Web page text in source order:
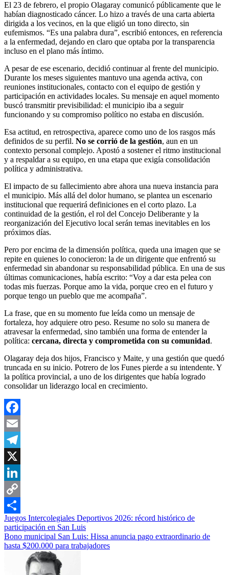
El 23 de febrero, el propio Olagaray comunicó públicamente que le
habían diagnosticado cáncer. Lo hizo a través de una carta abierta
dirigida a los vecinos, en la que eligió un tono directo, sin
eufemismos. “Es una palabra dura”, escribió entonces, en referencia
a la enfermedad, dejando en claro que optaba por la transparencia
incluso en el plano más íntimo.
A pesar de ese escenario, decidió continuar al frente del municipio.
Durante los meses siguientes mantuvo una agenda activa, con
reuniones institucionales, contacto con el equipo de gestión y
participación en actividades locales. Su mensaje en aquel momento
buscó transmitir previsibilidad: el municipio iba a seguir
funcionando y su compromiso político no estaba en discusión.
Esa actitud, en retrospectiva, aparece como uno de los rasgos más
definidos de su perfil. No se corrió de la gestión, aun en un
contexto personal complejo. Apostó a sostener el ritmo institucional
y a respaldar a su equipo, en una etapa que exigía consolidación
política y administrativa.
El impacto de su fallecimiento abre ahora una nueva instancia para
el municipio. Más allá del dolor humano, se plantea un escenario
institucional que requerirá definiciones en el corto plazo. La
continuidad de la gestión, el rol del Concejo Deliberante y la
reorganización del Ejecutivo local serán temas inevitables en los
próximos días.
Pero por encima de la dimensión política, queda una imagen que se
repite en quienes lo conocieron: la de un dirigente que enfrentó su
enfermedad sin abandonar su responsabilidad pública. En una de sus
últimas comunicaciones, había escrito: “Voy a dar esta pelea con
todas mis fuerzas. Porque amo la vida, porque creo en el futuro y
porque tengo un pueblo que me acompaña”.
La frase, que en su momento fue leída como un mensaje de
fortaleza, hoy adquiere otro peso. Resume no solo su manera de
atravesar la enfermedad, sino también una forma de entender la
política: cercana, directa y comprometida con su comunidad.
Olagaray deja dos hijos, Francisco y Maite, y una gestión que quedó
truncada en su inicio. Potrero de los Funes pierde a su intendente. Y
la política provincial, a uno de los dirigentes que había logrado
consolidar un liderazgo local en crecimiento.
Facebook
Email
Telegram
X
LinkedIn
Copy
Link
Compartir
Navegación
de
entradas
Juegos Intercolegiales Deportivos 2026: récord histórico de
participación en San Luis
Bono municipal San Luis: Hissa anuncia pago extraordinario de
hasta $200.000 para trabajadores